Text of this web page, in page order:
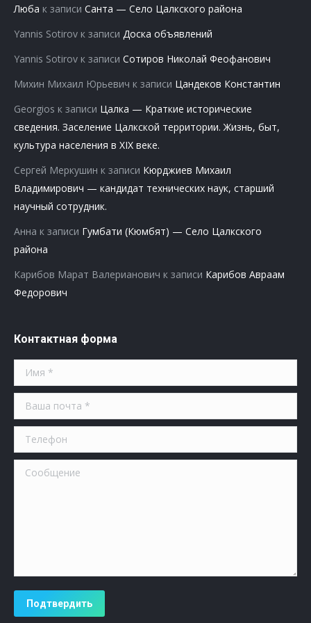
Люба к записи Санта — Село Цалкского района
Yannis Sotirov к записи Доска объявлений
Yannis Sotirov к записи Сотиров Николай Феофанович
Михин Михаил Юрьевич к записи Цандеков Константин
Georgios к записи Цалка — Краткие исторические
сведения. Заселение Цалкской территории. Жизнь, быт,
культура населения в XIX веке.
Сергей Меркушин к записи Кюрджиев Михаил
Владимирович — кандидат технических наук, старший
научный сотрудник.
Анна к записи Гумбати (Кюмбят) — Село Цалкского
района
Карибов Марат Валерианович к записи Карибов Авраам
Федорович
Контактная форма
Имя *
Ваша почта *
Телефон
Сообщение
Подтвердить